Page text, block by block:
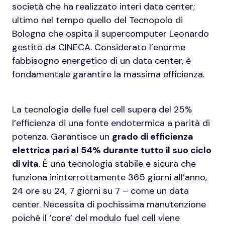
società che ha realizzato interi data center;
ultimo nel tempo quello del Tecnopolo di
Bologna che ospita il supercomputer Leonardo
gestito da CINECA. Considerato l’enorme
fabbisogno energetico di un data center, è
fondamentale garantire la massima efficienza.
La tecnologia delle fuel cell supera del 25%
l’efficienza di una fonte endotermica a parità di
potenza. Garantisce un grado di efficienza
elettrica pari al 54% durante tutto il suo ciclo
di vita. È una tecnologia stabile e sicura che
funziona ininterrottamente 365 giorni all’anno,
24 ore su 24, 7 giorni su 7 – come un data
center. Necessita di pochissima manutenzione
poiché il ‘core’ del modulo fuel cell viene